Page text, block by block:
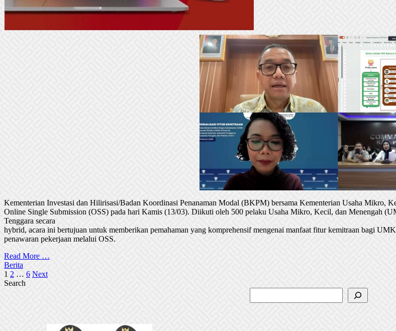
Kementerian Investasi dan Hilirisasi/Badan Koordinasi Penanaman Modal (BKPM) bersama Kementerian Usaha Mikro,
Online Single Submission (OSS) pada hari Kamis (13/03). Diikuti oleh 500 pelaku Usaha Mikro, Kecil, dan Menengah
Tenggara secara
hybrid, acara ini bertujuan untuk memberikan pemahaman yang komprehensif mengenai manfaat fitur kemitraan bagi
penawaran pekerjaan melalui OSS.
Read More …
Berita
Posts
pagination
1 2 … 6 Next
Search